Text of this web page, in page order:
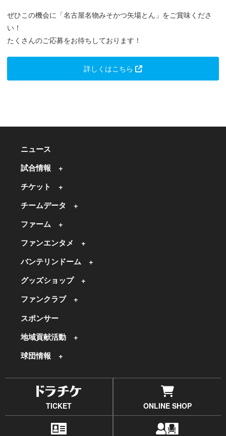
ぜひこの機会に「名古屋名物みそかつ矢場とん」をご賞味くださ
い！
たくさんのご応募をお待ちしております！
詳しくはこちら
ニュース
試合情報
チケット
チームデータ
ファーム
ファンエンタメ
バンテリンドーム
グッズショップ
ファンクラブ
スポンサー
地域貢献活動
球団情報
TICKET ONLINE SHOP